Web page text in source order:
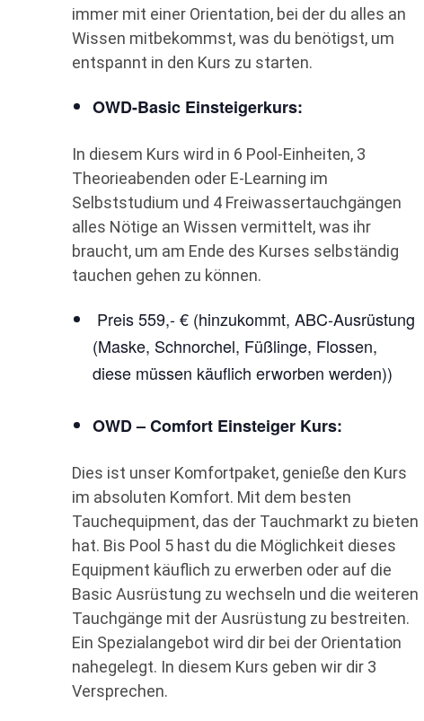
immer mit einer Orientation, bei der du alles an
Wissen mitbekommst, was du benötigst, um
entspannt in den Kurs zu starten.
OWD-Basic Einsteigerkurs:
In diesem Kurs wird in 6 Pool-Einheiten, 3
Theorieabenden oder E-Learning im
Selbststudium und 4 Freiwassertauchgängen
alles Nötige an Wissen vermittelt, was ihr
braucht, um am Ende des Kurses selbständig
tauchen gehen zu können.
Preis 559,- € (hinzukommt, ABC-Ausrüstung
(Maske, Schnorchel, Füßlinge, Flossen,
diese müssen käuflich erworben werden))
OWD – Comfort Einsteiger Kurs:
Dies ist unser Komfortpaket, genieße den Kurs
im absoluten Komfort. Mit dem besten
Tauchequipment, das der Tauchmarkt zu bieten
hat. Bis Pool 5 hast du die Möglichkeit dieses
Equipment käuflich zu erwerben oder auf die
Basic Ausrüstung zu wechseln und die weiteren
Tauchgänge mit der Ausrüstung zu bestreiten.
Ein Spezialangebot wird dir bei der Orientation
nahegelegt. In diesem Kurs geben wir dir 3
Versprechen.